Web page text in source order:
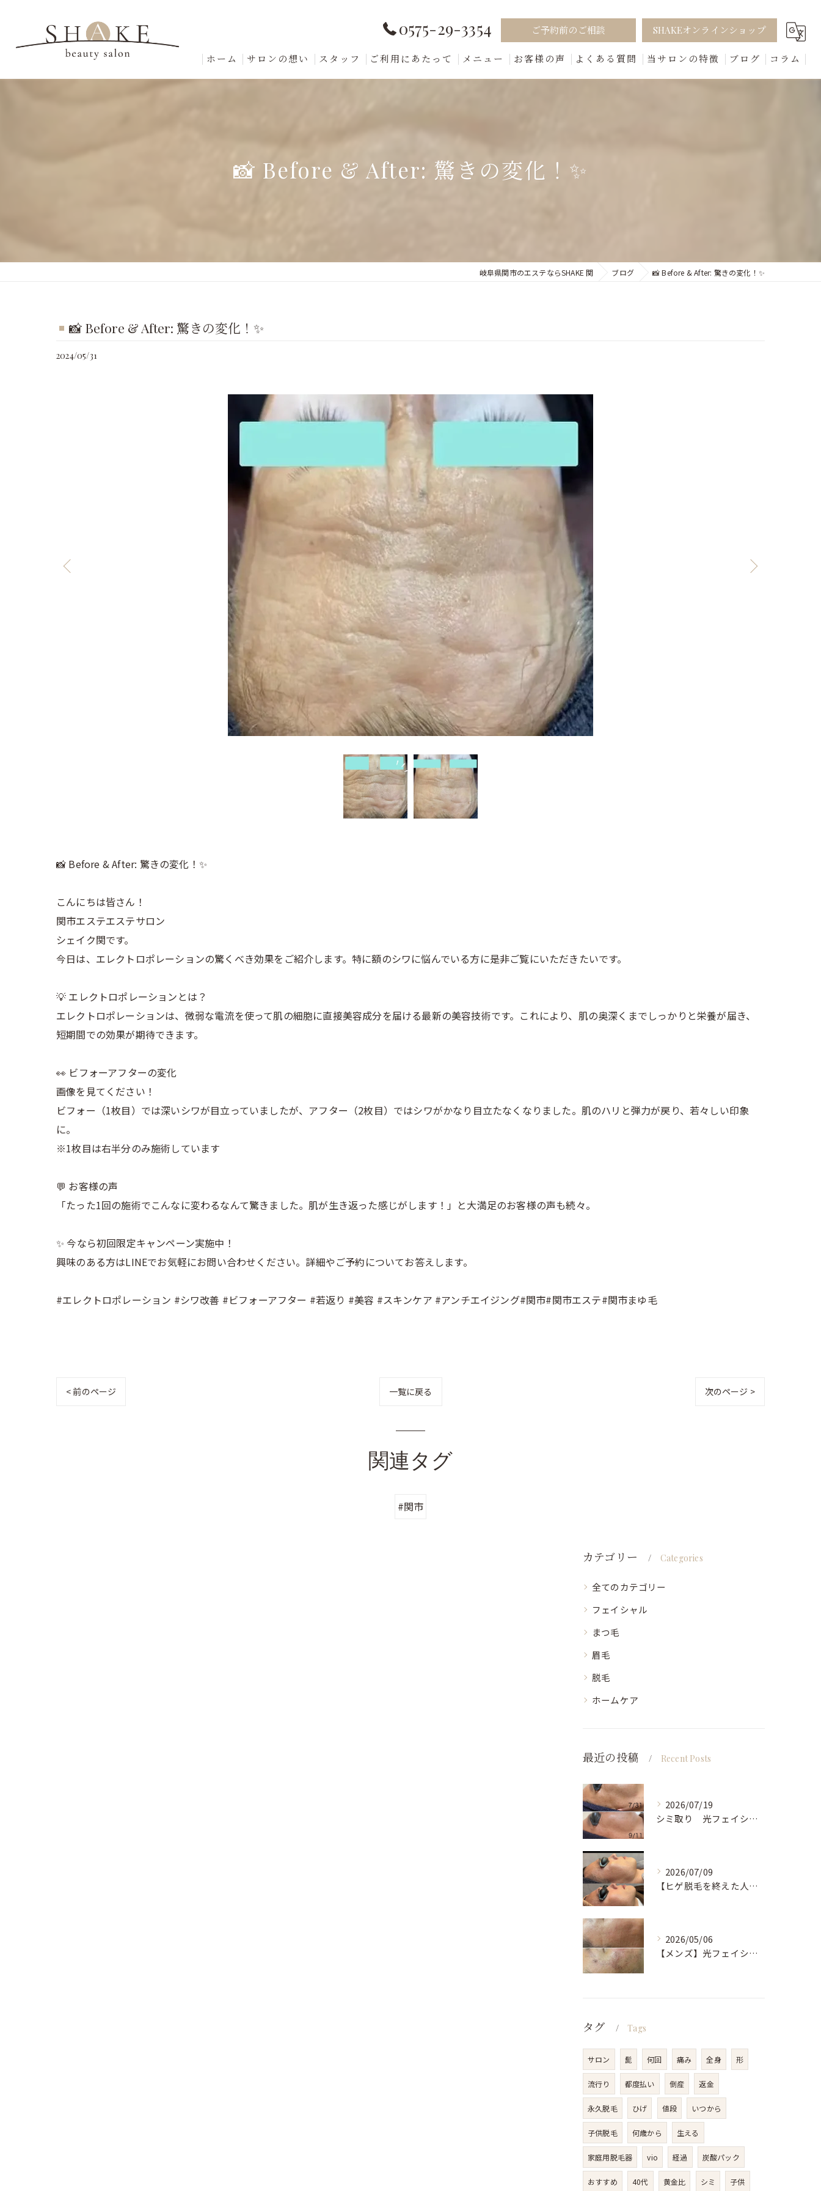
0575-29-3354 ご予約前のご相談 SHAKEオンラインショップ
ホーム サロンの想い スタッフ ご利用にあたって メニュー お客様の声 よくある質問 当サロンの特徴 ブログ コラム
📸 Before & After: 驚きの変化！✨
岐阜県関市のエステならSHAKE 関 ブログ 📸 Before & After: 驚きの変化！✨
📸 Before & After: 驚きの変化！✨
2024/05/31
📸 Before & After: 驚きの変化！✨
こんにちは皆さん！
関市エステエステサロン
シェイク関です。
今日は、エレクトロポレーションの驚くべき効果をご紹介します。特に額のシワに悩んでいる方に是非ご覧にいただきたいです。
💡 エレクトロポレーションとは？
エレクトロポレーションは、微弱な電流を使って肌の細胞に直接美容成分を届ける最新の美容技術です。これにより、肌の奥深くまでしっかりと栄養が届き、
短期間での効果が期待できます。
👀 ビフォーアフターの変化
画像を見てください！
ビフォー（1枚目）では深いシワが目立っていましたが、アフター（2枚目）ではシワがかなり目立たなくなりました。肌のハリと弾力が戻り、若々しい印象
に。
※1枚目は右半分のみ施術しています
💬 お客様の声
「たった1回の施術でこんなに変わるなんて驚きました。肌が生き返った感じがします！」と大満足のお客様の声も続々。
✨ 今なら初回限定キャンペーン実施中！
興味のある方はLINEでお気軽にお問い合わせください。詳細やご予約についてお答えします。
#エレクトロポレーション #シワ改善 #ビフォーアフター #若返り #美容 #スキンケア #アンチエイジング#関市#関市エステ#関市まゆ毛
< 前のページ 一覧に戻る 次のページ >
関連タグ
#関市
カテゴリー Categories
全てのカテゴリー
フェイシャル
まつ毛
眉毛
脱毛
ホームケア
最近の投稿 Recent Posts
2026/07/19
シミ取り 光フェイシャル 男性
2026/07/09
【ヒゲ脱毛を終えた人ほど、次に差が出る場所】
2026/05/06
【メンズ】光フェイシャル
タグ Tags
サロン 髭 何回 痛み 全身 形
流行り 都度払い 倒産 返金
永久脱毛 ひげ 値段 いつから
子供脱毛 何歳から 生える
家庭用脱毛器 vio 経過 炭酸パック
おすすめ 40代 黄金比 シミ 子供